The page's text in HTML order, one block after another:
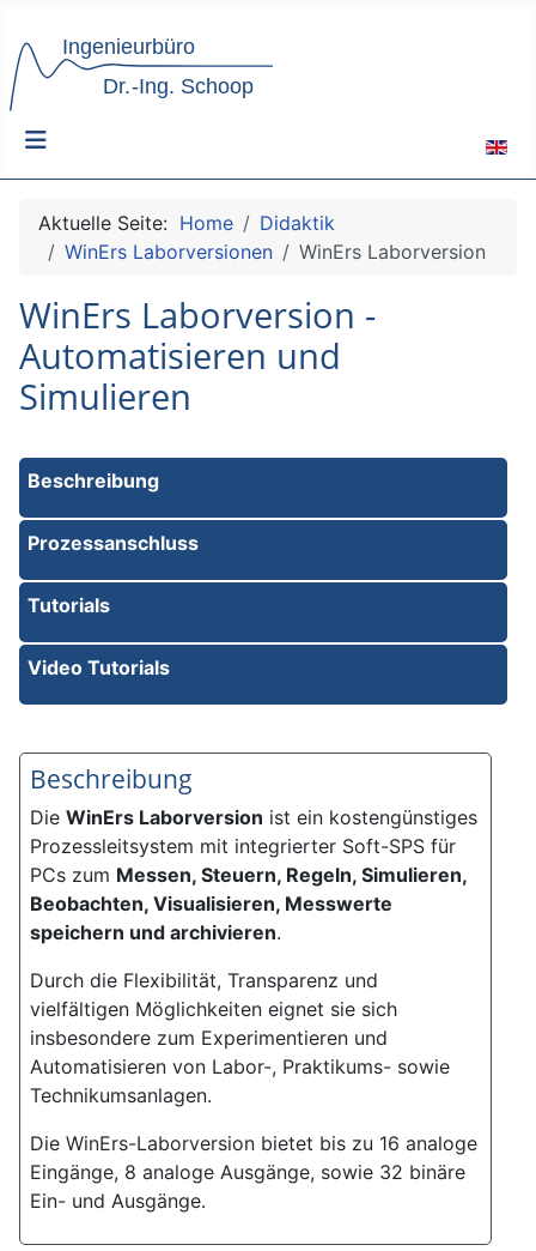
Aktuelle Seite: Home
Didaktik
WinErs Laborversionen
WinErs Laborversion
WinErs Laborversion -
Automatisieren und
Simulieren
Beschreibung
Prozessanschluss
Tutorials
Video Tutorials
Beschreibung
DieWinErs Laborversion ist ein kostengünstiges
Prozessleitsystem mit integrierter Soft-SPS für
PCs zum Messen, Steuern, Regeln, Simulieren,
Beobachten, Visualisieren, Messwerte
speichern und archivieren.
Durch die Flexibilität, Transparenz und
vielfältigen Möglichkeiten eignet sie sich
insbesondere zum Experimentieren und
Automatisieren von Labor-, Praktikums- sowie
Technikumsanlagen.
Die WinErs-Laborversion bietet bis zu 16 analoge
Eingänge, 8 analoge Ausgänge, sowie 32 binäre
Ein- und Ausgänge.